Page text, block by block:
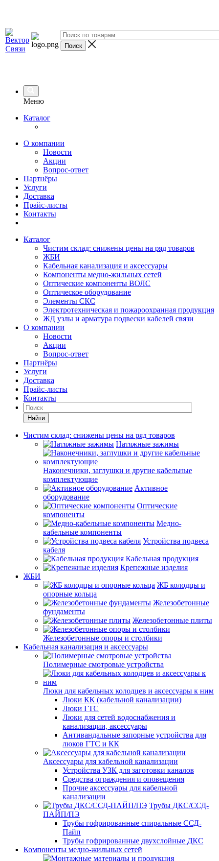
Меню
Каталог
О компании
Новости
Акции
Вопрос-ответ
Партнёры
Услуги
Доставка
Прайс-листы
Контакты
Каталог
Чистим склад: снижены цены на ряд товаров
ЖБИ
Кабельная канализация и аксессуары
Компоненты медно-жильных сетей
Оптические компоненты ВОЛС
Оптическое оборудование
Элементы СКС
Электротехническая и пожароохранная продукция
ЖД узлы и арматура подвески кабелей связи
О компании
Новости
Акции
Вопрос-ответ
Партнёры
Услуги
Доставка
Прайс-листы
Контакты
Найти
Чистим склад: снижены цены на ряд товаров
Натяжные зажимы
Наконечники, заглушки и другие кабельные
комплектующие
Активное
оборудование
Оптические
компоненты
Медно-
кабельные компоненты
Устройства подвеса
кабеля
Кабельная продукция
Крепежные изделия
ЖБИ
ЖБ колодцы и
опорные кольца
Железобетонные
фундаменты
Железобетонные плиты
Железобетонные опоры и столбики
Кабельная канализация и аксессуары
Полимерные смотровые устройства
Люки для кабельных колодцев и аксессуары к ним
Люки КК (кабельной канализации)
Люки ГТС
Люки для сетей водоснабжения и
канализации, аксессуары
Антивандальные запорные устройства для
люков ГТС и КК
Аксессуары для кабельной канализации
Устройства УЗК для заготовки каналов
Средства ограждения и оповещения
Прочие аксессуары для кабельной
канализации
Трубы ДКС/ССД-
ПАЙП/ПЭ
Трубы гофрированные спиральные ССД-
Пайп
Трубы гофрированные двухслойные ДКС
Компоненты медно-жильных сетей